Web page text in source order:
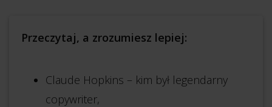
Przeczytaj, a zrozumiesz lepiej:
Claude Hopkins – kim był legendarny
copywriter,